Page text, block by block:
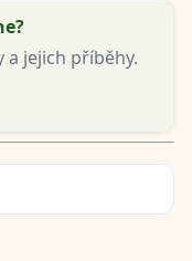
a jejich příběhy.